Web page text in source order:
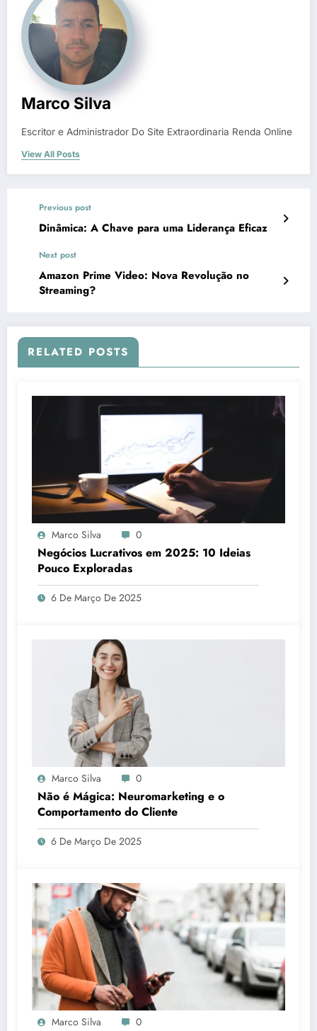
Marco Silva
Escritor e Administrador Do Site Extraordinaria Renda Online
View All Posts
Previous post
Dinâmica: A Chave para uma Liderança Eficaz
Next post
Amazon Prime Video: Nova Revolução no
Streaming?
RELATED POSTS
Marco Silva 0
Negócios Lucrativos em 2025: 10 Ideias
Pouco Exploradas
6 De Março De 2025
Marco Silva 0
Não é Mágica: Neuromarketing e o
Comportamento do Cliente
6 De Março De 2025
Marco Silva 0